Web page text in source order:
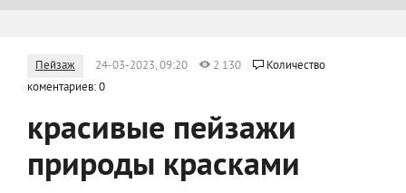
Пейзаж 24-03-2023, 09:20 2 130
Количество
коментариев: 0
красивые пейзажи
природы красками